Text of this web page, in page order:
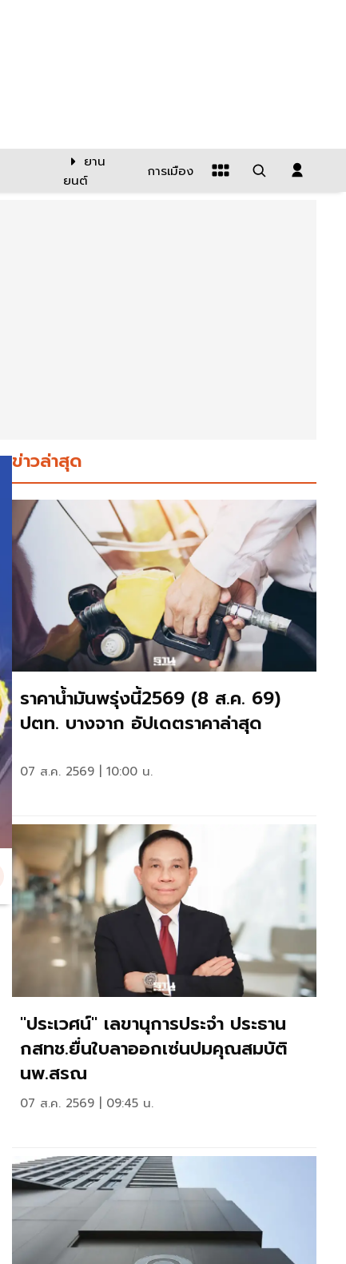
ยาน
ยนต์
การเมือง
ข่าวล่าสุด
ราคาน้ำมันพรุ่งนี้2569 (8 ส.ค. 69)
ปตท. บางจาก อัปเดตราคาล่าสุด
07 ส.ค. 2569 | 10:00 น.
"ประเวศน์" เลขานุการประจำ ประธาน
กสทช.ยื่นใบลาออกเซ่นปมคุณสมบัติ
นพ.สรณ
07 ส.ค. 2569 | 09:45 น.